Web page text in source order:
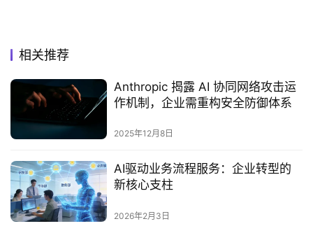
相关推荐
Anthropic 揭露 AI 协同网络攻击运
作机制，企业需重构安全防御体系
2025年12月8日
AI驱动业务流程服务：企业转型的
新核心支柱
2026年2月3日